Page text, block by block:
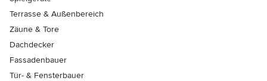
Terrasse & Außenbereich
Zäune & Tore
Dachdecker
Fassadenbauer
Tür- & Fensterbauer